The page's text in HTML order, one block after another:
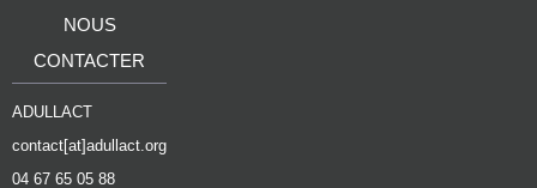
NOUS
CONTACTER
ADULLACT
contact[at]adullact.org
04 67 65 05 88